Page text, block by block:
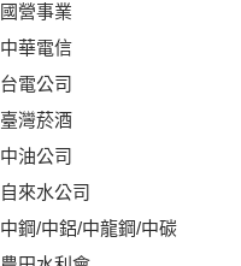
國營事業
中華電信
台電公司
臺灣菸酒
中油公司
自來水公司
中鋼/中鋁/中龍鋼/中碳